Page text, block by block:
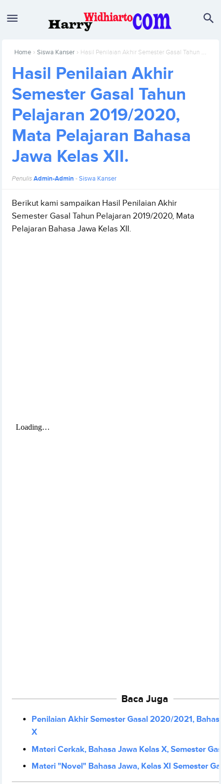
Home ›Siswa Kanser › Hasil Penilaian Akhir Semester Gasal Tahun Pelajaran 2019/2020, Mata Pelajaran Bahasa Jawa Kelas XII.
Hasil Penilaian Akhir
Semester Gasal Tahun
Pelajaran 2019/2020,
Mata Pelajaran Bahasa
Jawa Kelas XII.
PenulisAdmin-Admin -Siswa Kanser
Berikut kami sampaikan Hasil Penilaian Akhir
Semester Gasal Tahun Pelajaran 2019/2020, Mata
Pelajaran Bahasa Jawa Kelas XII.
Baca Juga
Penilaian Akhir Semester Gasal 2020/2021,
X
Materi Cerkak, Bahasa Jawa Kelas X, Semester
Materi "Novel" Bahasa Jawa, Kelas XI Semester